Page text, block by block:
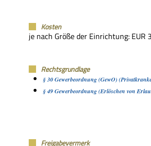
Kosten
je nach Größe der Einrichtung:
Rechtsgrundlage
§ 30 Gewerbeordnung (GewO)
§ 49 Gewerbeordnung (Erlöschen von
Freigabevermerk